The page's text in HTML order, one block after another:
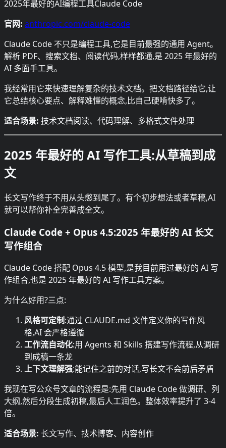
2025年最好的AI编程工具Claude Code
官网: anthropic.com/claude-code
Claude Code 不只是编程工具,它是目前最强的通用 Agent。
解析 PDF、搜索文档、阅读代码,样样都通,是 2025 年最好的
AI 多面手工具。
我经常用它来快速理解复杂的技术文档。把文档路径给它,让
它总结核心要点、解释难懂的概念,比自己硬啃快多了。
适合场景: 技术文档阅读、代码理解、多格式文件处理
2025 年最好的 AI 写作工具:从草稿到成
文
长文写作终于不用从头憋到尾了。有个初步想法或者草稿,AI
就可以帮你补全完善成全文。
Claude Code + Opus 4.5:2025 年最好的 AI 长文
写作组合
Claude Code 搭配 Opus 4.5 模型,是我目前用过最好的 AI 写
作组合,也是 2025 年最好的 AI 写作工具方案。
为什么好用?三点:
风格可定制:通过 CLAUDE.md 文件定义你的写作风
格,AI 会严格遵循
工作流自动化:用 Agents 和 Skills 搭建写作流程,从调研
到成稿一条龙
上下文理解强:能记住之前的对话,写长文不会前后矛盾
我现在写公众号文章的流程是:先用 Claude Code 做调研、列
大纲,然后分段生成初稿,最后人工润色。整体效率提升了 3-4
倍。
适合场景: 长文写作、技术博客、内容创作